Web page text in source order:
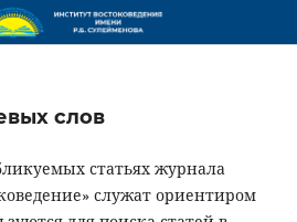
слов
статьях журнала
служат ориентиром